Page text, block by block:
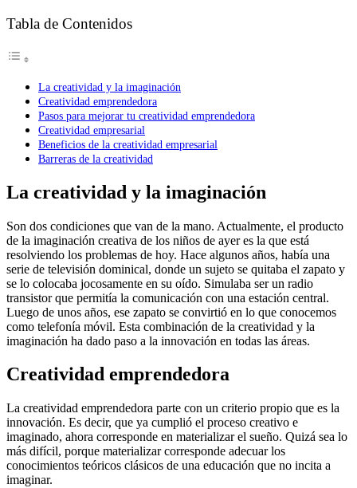
Tabla de Contenidos
La creatividad y la imaginación
Creatividad emprendedora
Pasos para mejorar tu creatividad emprendedora
Creatividad empresarial
Beneficios de la creatividad empresarial
Barreras de la creatividad
La creatividad y la imaginación
Son dos condiciones que van de la mano. Actualmente, el producto
de la imaginación creativa de los niños de ayer es la que está
resolviendo los problemas de hoy. Hace algunos años, había una
serie de televisión dominical, donde un sujeto se quitaba el zapato y
se lo colocaba jocosamente en su oído. Simulaba ser un radio
transistor que permitía la comunicación con una estación central.
Luego de unos años, ese zapato se convirtió en lo que conocemos
como telefonía móvil. Esta combinación de la creatividad y la
imaginación ha dado paso a la innovación en todas las áreas.
Creatividad emprendedora
La creatividad emprendedora parte con un criterio propio que es la
innovación. Es decir, que ya cumplió el proceso creativo e
imaginado, ahora corresponde en materializar el sueño. Quizá sea lo
más difícil, porque materializar corresponde adecuar los
conocimientos teóricos clásicos de una educación que no incita a
imaginar.